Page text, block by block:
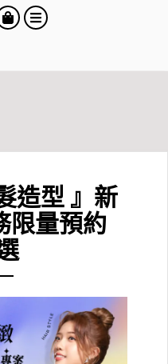
造型 』新
限量預約